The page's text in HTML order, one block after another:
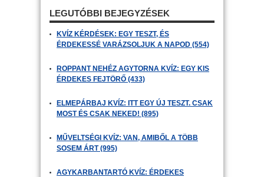
LEGUTÓBBI BEJEGYZÉSEK
KVÍZ KÉRDÉSEK: EGY TESZT, ÉS
ÉRDEKESSÉ VARÁZSOLJUK A NAPOD (554)
ROPPANT NEHÉZ AGYTORNA KVÍZ: EGY KIS
ÉRDEKES FEJTÖRŐ (433)
ELMEPÁRBAJ KVÍZ: ITT EGY ÚJ TESZT. CSAK
MOST ÉS CSAK NEKED! (895)
MŰVELTSÉGI KVÍZ: VAN, AMIBŐL A TÖBB
SOSEM ÁRT (995)
AGYKARBANTARTÓ KVÍZ: ÉRDEKES